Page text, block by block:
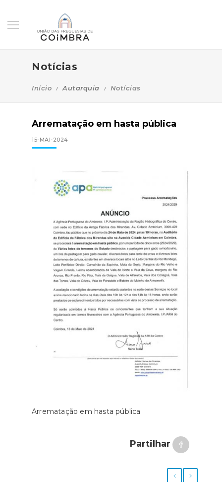
Notícias
Início Autarquia Notícias
Arrematação em hasta pública
15-MAI-2024
Arrematação em hasta pública
Partilhar